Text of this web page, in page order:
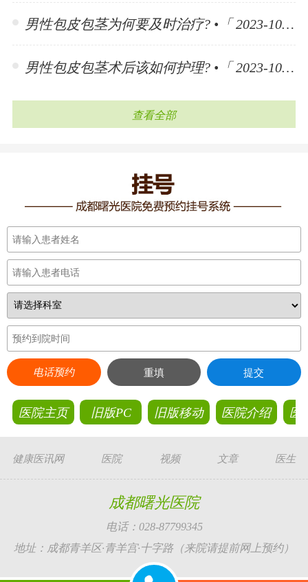
男性包皮包茎为何要及时治疗? •「 2023-10-30 」
男性包皮包茎术后该如何护理? •「 2023-10-30 」
查看全部
电话预约 重填 提交
医院主页 旧版PC 旧版移动 医院介绍 医
健康医讯网 医院 视频 文章 医生
成都曙光医院
电话：028-87799345
地址：成都青羊区·青羊宫·十字路（来院请提前网上预约）